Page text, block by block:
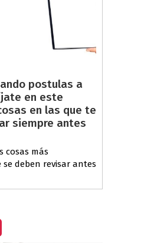
postulas a
en este
en las que te
siempre antes
cosas más
deben revisar antes